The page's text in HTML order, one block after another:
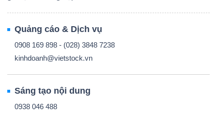
Quảng cáo & Dịch vụ
0908 169 898 - (028) 3848 7238
kinhdoanh@vietstock.vn
Sáng tạo nội dung
0938 046 488